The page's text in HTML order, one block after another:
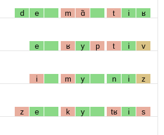
d e m ɑ̃ t i ʁ
e ʁ y p t i v
i m y n i z
z e k y tʁ i s